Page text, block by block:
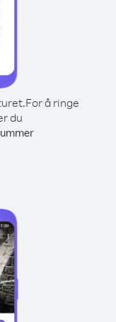
For å ringe
du